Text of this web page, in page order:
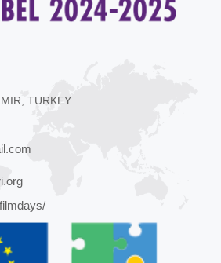
TURKEY